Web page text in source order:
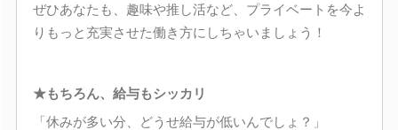
ぜひあなたも、趣味や推し活など、プライベートを今よ
りもっと充実させた働き方にしちゃいましょう！
★もちろん、給与もシッカリ
「休みが多い分、どうせ給与が低いんでしょ？」